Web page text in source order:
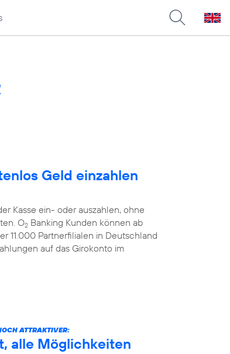
Geld einzahlen
Kasse ein- oder auszahlen, ohne
O2 Banking Kunden können ab
11.000 Partnerfilialen in Deutschland
auf das Girokonto im
ATTRAKTIVER:
alle Möglichkeiten